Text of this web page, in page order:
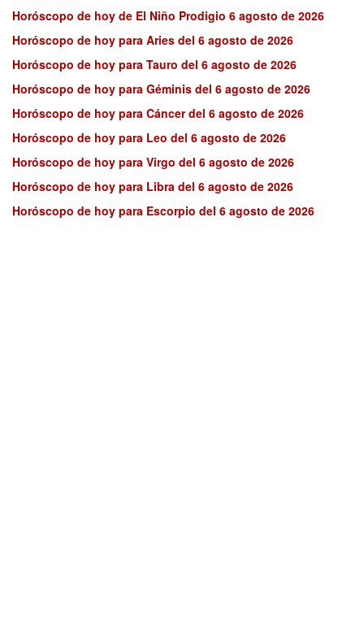
Horóscopo de hoy de El Niño Prodigio 6 agosto de 2026
Horóscopo de hoy para Aries del 6 agosto de 2026
Horóscopo de hoy para Tauro del 6 agosto de 2026
Horóscopo de hoy para Géminis del 6 agosto de 2026
Horóscopo de hoy para Cáncer del 6 agosto de 2026
Horóscopo de hoy para Leo del 6 agosto de 2026
Horóscopo de hoy para Virgo del 6 agosto de 2026
Horóscopo de hoy para Libra del 6 agosto de 2026
Horóscopo de hoy para Escorpio del 6 agosto de 2026